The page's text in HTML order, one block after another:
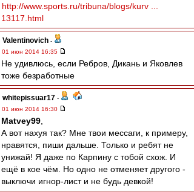
http://www.sports.ru/tribuna/blogs/kurv ...
13117.html
Valentinovich -
01 июн 2014 16:35
Не удивлюсь, если Ребров, Дикань и Яковлев
тоже безработные
whitepissuar17 -
01 июн 2014 16:30
Matvey99
А вот нахуя так? Мне твои мессаги, к примеру,
нравятся, пиши дальше. Только и ребят не
унижай! Я даже по Карпину с тобой схож. И
ещё в кое чём. Но одно не отменяет другого -
выключи игнор-лист и не будь девкой!